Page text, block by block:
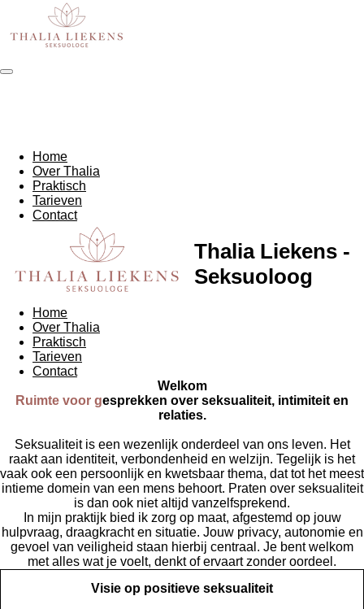
naar
hoofdinhoud
Home
Over Thalia
Praktisch
Tarieven
Contact
Thalia Liekens -
Seksuoloog
Home
Over Thalia
Praktisch
Tarieven
Contact
Welkom
Ruimte voor gesprekken over seksualiteit, intimiteit en
relaties.
Seksualiteit is een wezenlijk onderdeel van ons leven. Het
raakt aan identiteit, verbondenheid en welzijn. Tegelijk is het
vaak ook een persoonlijk en kwetsbaar thema, dat tot het meest
intieme domein van een mens behoort. Praten over seksualiteit
is dan ook niet altijd vanzelfsprekend.
In mijn praktijk bied ik zorg op maat, afgestemd op jouw
hulpvraag, draagkracht en situatie. Jouw privacy, autonomie en
gevoel van veiligheid staan hierbij centraal. Je bent welkom
met alles wat je voelt, denkt of ervaart zonder oordeel.
Visie op positieve seksualiteit